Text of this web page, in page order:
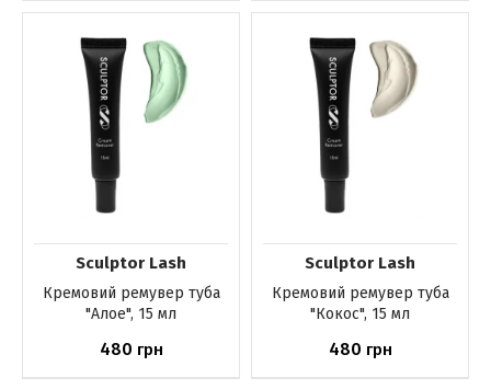
Sculptor Lash
Кремовий ремувер туба
"Алое", 15 мл
480 грн
Sculptor Lash
Кремовий ремувер туба
"Кокос", 15 мл
480 грн